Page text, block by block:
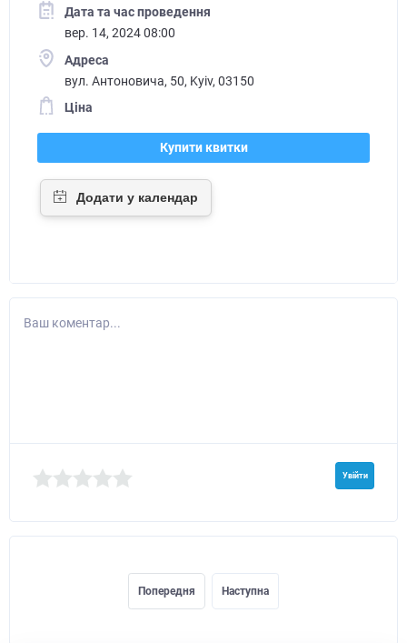
Дата та час проведення
вер. 14, 2024 08:00
Адреса
вул. Антоновича, 50, Kyiv, 03150
Ціна
Купити квитки
Ваш коментар...
Увійти
Попередня Наступна